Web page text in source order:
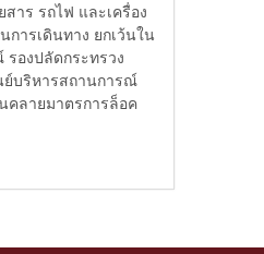
าร รถไฟ และเครื่อง
ารเดินทาง ยกเว้นใน
องปลัดกระทรวง
ย์บริหารสถานการณ์
คลายมาตรการล็อค